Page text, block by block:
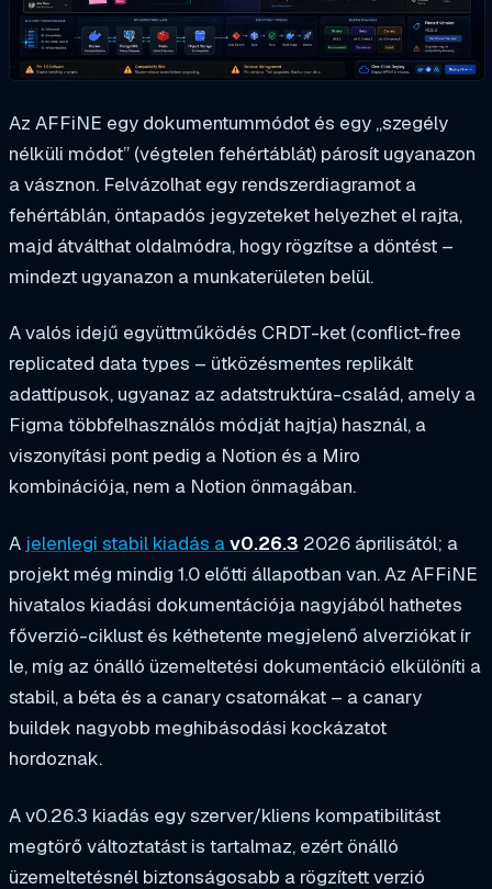
Az AFFiNE egy dokumentummódot és egy „szegély
nélküli módot” (végtelen fehértáblát) párosít ugyanazon
a vásznon. Felvázolhat egy rendszerdiagramot a
fehértáblán, öntapadós jegyzeteket helyezhet el rajta,
majd átválthat oldalmódra, hogy rögzítse a döntést –
mindezt ugyanazon a munkaterületen belül.
A valós idejű együttműködés CRDT-ket (conflict-free
replicated data types – ütközésmentes replikált
adattípusok, ugyanaz az adatstruktúra-család, amely a
Figma többfelhasználós módját hajtja) használ, a
viszonyítási pont pedig a Notion és a Miro
kombinációja, nem a Notion önmagában.
A jelenlegi stabil kiadás av0.26.3 2026 áprilisától; a
projekt még mindig 1.0 előtti állapotban van. Az AFFiNE
hivatalos kiadási dokumentációja nagyjából hathetes
főverzió-ciklust és kéthetente megjelenő alverziókat ír
le, míg az önálló üzemeltetési dokumentáció elkülöníti a
stabil, a béta és a canary csatornákat – a canary
buildek nagyobb meghibásodási kockázatot
hordoznak.
A v0.26.3 kiadás egy szerver/kliens kompatibilitást
megtörő változtatást is tartalmaz, ezért önálló
üzemeltetésnél biztonságosabb a rögzített verzió